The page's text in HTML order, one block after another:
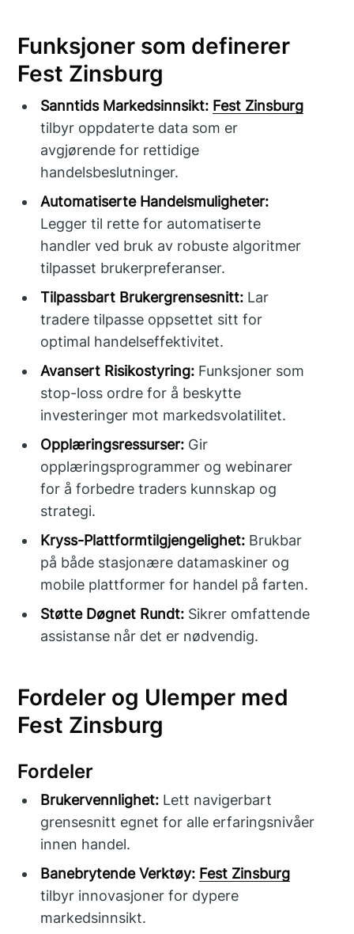
Funksjoner som definerer
Fest Zinsburg
Sanntids Markedsinnsikt: Fest Zinsburg
tilbyr oppdaterte data som er
avgjørende for rettidige
handelsbeslutninger.
Automatiserte Handelsmuligheter:
Legger til rette for automatiserte
handler ved bruk av robuste algoritmer
tilpasset brukerpreferanser.
Tilpassbart Brukergrensesnitt: Lar
tradere tilpasse oppsettet sitt for
optimal handelseffektivitet.
Avansert Risikostyring: Funksjoner som
stop-loss ordre for å beskytte
investeringer mot markedsvolatilitet.
Opplæringsressurser: Gir
opplæringsprogrammer og webinarer
for å forbedre traders kunnskap og
strategi.
Kryss-Plattformtilgjengelighet: Brukbar
på både stasjonære datamaskiner og
mobile plattformer for handel på farten.
Støtte Døgnet Rundt: Sikrer omfattende
assistanse når det er nødvendig.
Fordeler og Ulemper med
Fest Zinsburg
Fordeler
Brukervennlighet: Lett navigerbart
grensesnitt egnet for alle erfaringsnivåer
innen handel.
Banebrytende Verktøy: Fest Zinsburg
tilbyr innovasjoner for dypere
markedsinnsikt.